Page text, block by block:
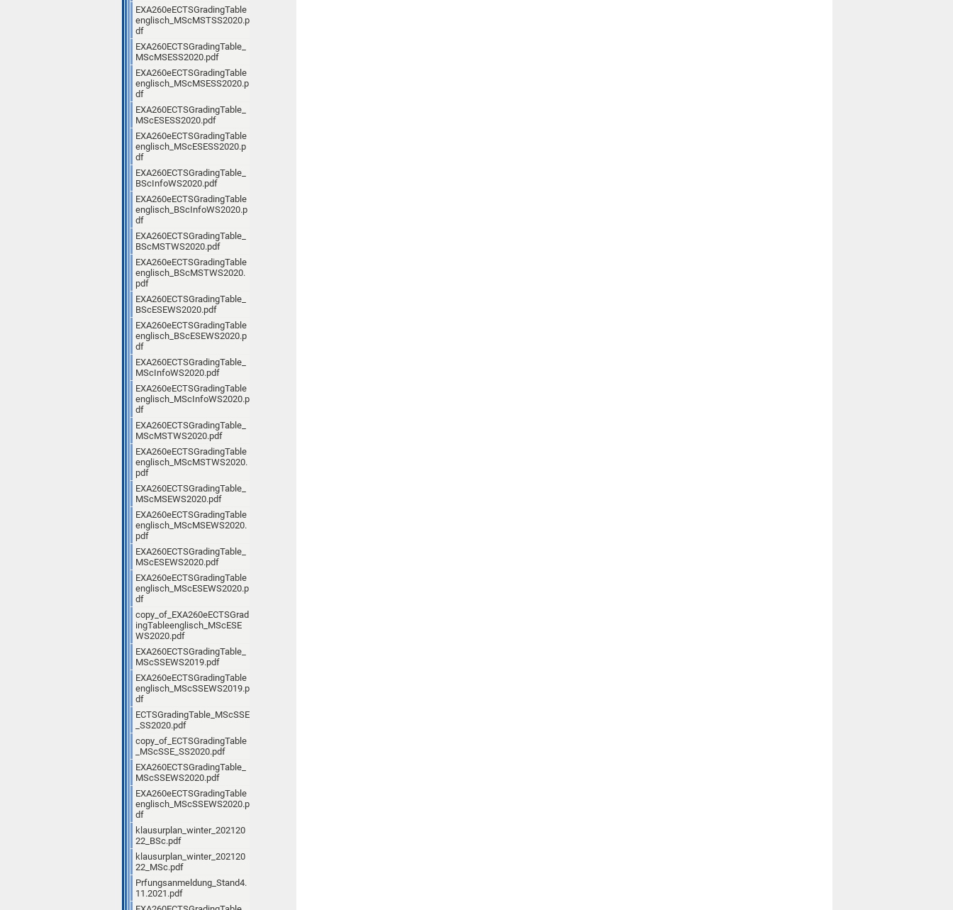
EXA260eECTSGradingTable
englisch_MScMSTSS2020.p
df
EXA260ECTSGradingTable_
MScMSESS2020.pdf
EXA260eECTSGradingTable
englisch_MScMSESS2020.p
df
EXA260ECTSGradingTable_
MScESESS2020.pdf
EXA260eECTSGradingTable
englisch_MScESESS2020.p
df
EXA260ECTSGradingTable_
BScInfoWS2020.pdf
EXA260eECTSGradingTable
englisch_BScInfoWS2020.p
df
EXA260ECTSGradingTable_
BScMSTWS2020.pdf
EXA260eECTSGradingTable
englisch_BScMSTWS2020.
pdf
EXA260ECTSGradingTable_
BScESEWS2020.pdf
EXA260eECTSGradingTable
englisch_BScESEWS2020.p
df
EXA260ECTSGradingTable_
MScInfoWS2020.pdf
EXA260eECTSGradingTable
englisch_MScInfoWS2020.p
df
EXA260ECTSGradingTable_
MScMSTWS2020.pdf
EXA260eECTSGradingTable
englisch_MScMSTWS2020.
pdf
EXA260ECTSGradingTable_
MScMSEWS2020.pdf
EXA260eECTSGradingTable
englisch_MScMSEWS2020.
pdf
EXA260ECTSGradingTable_
MScESEWS2020.pdf
EXA260eECTSGradingTable
englisch_MScESEWS2020.p
df
copy_of_EXA260eECTSGrad
ingTableenglisch_MScESE
WS2020.pdf
EXA260ECTSGradingTable_
MScSSEWS2019.pdf
EXA260eECTSGradingTable
englisch_MScSSEWS2019.p
df
ECTSGradingTable_MScSSE
_SS2020.pdf
copy_of_ECTSGradingTable
_MScSSE_SS2020.pdf
EXA260ECTSGradingTable_
MScSSEWS2020.pdf
EXA260eECTSGradingTable
englisch_MScSSEWS2020.p
df
klausurplan_winter_202120
22_BSc.pdf
klausurplan_winter_202120
22_MSc.pdf
Prfungsanmeldung_Stand4.
11.2021.pdf